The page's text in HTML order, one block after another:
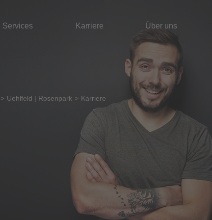
Uehlfeld | Rosenpark Karriere
Services Karriere Über uns